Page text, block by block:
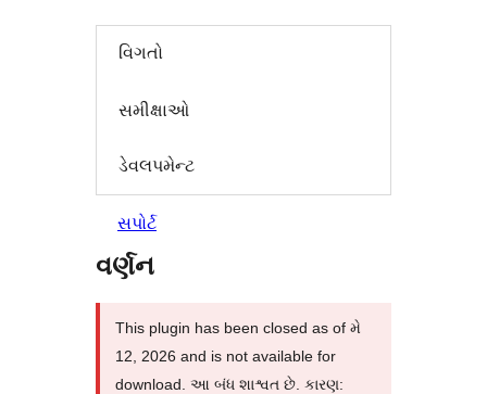
વિગતો
સમીક્ષાઓ
ડેવલપમેન્ટ
સપોર્ટ
વર્ણન
This plugin has been closed as of મે
12, 2026 and is not available for
download. આ બંધ શાશ્વત છે. કારણ: